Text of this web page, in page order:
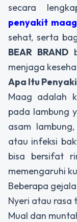
secara
penyakit maag
sehat, serta
BEAR BRAND
menjaga
Apa Itu
Maag adalah
pada lambung
asam
atau infeksi
bisa bersifat
memengaruhi
Beberapa
Nyeri atau rasa
Mual dan